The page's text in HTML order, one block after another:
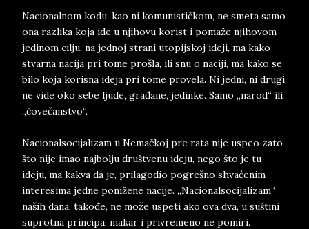
Nacionalnom kodu, kao ni komunističkom, ne smeta samo
ona razlika koja ide u njihovu korist i pomaže njihovom
jedinom cilju, na jednoj strani utopijskoj ideji, ma kako
stvarna nacija pri tome prošla, ili snu o naciji, ma kako se
bilo koja korisna ideja pri tome provela. Ni jedni, ni drugi
ne vide oko sebe ljude, građane, jedinke. Samo „narod“ ili
„čovečanstvo“.
Nacionalsocijalizam u Nemačkoj pre rata nije uspeo zato
što nije imao najbolju društvenu ideju, nego što je tu
ideju, ma kakva da je, prilagodio pogrešno shvaćenim
interesima jedne ponižene nacije. „Nacionalsocijalizam“
naših dana, takođe, ne može uspeti ako ova dva, u suštini
suprotna principa, makar i privremeno ne pomiri.